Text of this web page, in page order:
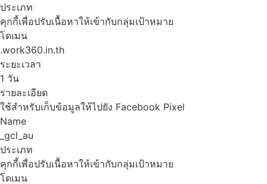
ประเภท
คุกกี้เพื่อปรับเนื้อหาให้เข้ากับกลุ่มเป้าหมาย
โดเมน
.work360.in.th
ระยะเวลา
1 วัน
รายละเอียด
ใช้สำหรับเก็บข้อมูลให้ไปยัง Facebook Pixel
Name
_gcl_au
ประเภท
คุกกี้เพื่อปรับเนื้อหาให้เข้ากับกลุ่มเป้าหมาย
โดเมน